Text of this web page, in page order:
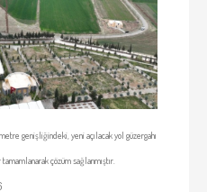
genişliğindeki, yeni açılacak yol güzergahı
çözüm sağlanmıştır.